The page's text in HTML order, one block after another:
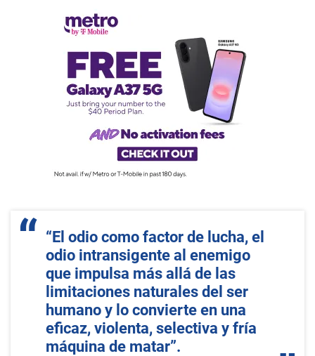
“El odio como factor de lucha, el
odio intransigente al enemigo
que impulsa más allá de las
limitaciones naturales del ser
humano y lo convierte en una
eficaz, violenta, selectiva y fría
máquina de matar”.